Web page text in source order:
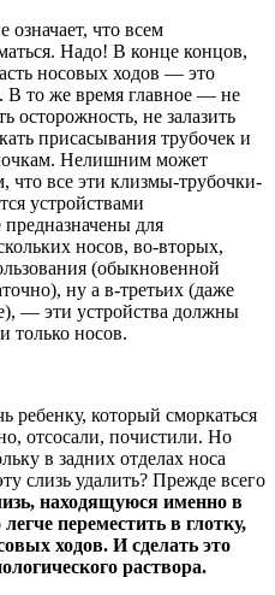
означает, что всем
Надо! В конце концов,
носовых ходов — это
В то же время главное — не
осторожность, не залазить
присасывания трубочек и
Нелишним может
что все эти клизмы-трубочки-
устройствами
для
носов, во-вторых,
(обыкновенной
ну а в-третьих (даже
— эти устройства должны
только носов.
ребенку, который сморкаться
отсосали, почистили. Но
в задних отделах носа
слизь удалить? Прежде всего
находящуюся именно в
переместить в глотку,
ходов. И сделать это
раствора.